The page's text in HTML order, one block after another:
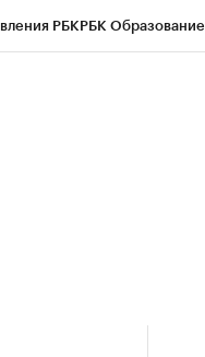
РБКРБК Образование